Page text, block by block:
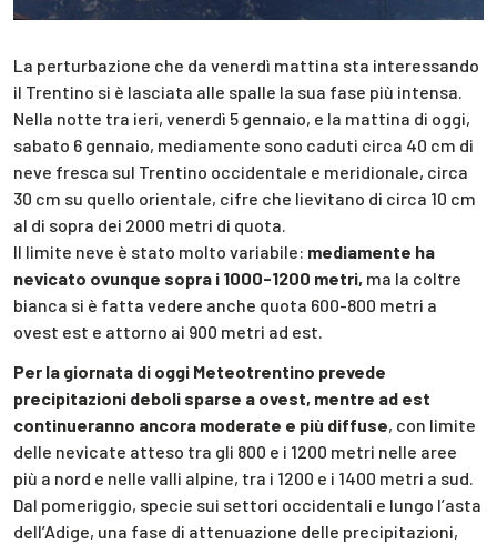
La perturbazione che da venerdì mattina sta interessando
il Trentino si è lasciata alle spalle la sua fase più intensa.
Nella notte tra ieri, venerdì 5 gennaio, e la mattina di oggi,
sabato 6 gennaio, mediamente sono caduti circa 40 cm di
neve fresca sul Trentino occidentale e meridionale, circa
30 cm su quello orientale, cifre che lievitano di circa 10 cm
al di sopra dei 2000 metri di quota.
Il limite neve è stato molto variabile: mediamente ha
nevicato ovunque sopra i 1000-1200 metri, ma la coltre
bianca si è fatta vedere anche quota 600-800 metri a
ovest est e attorno ai 900 metri ad est.
Per la giornata di oggi Meteotrentino prevede
precipitazioni deboli sparse a ovest, mentre ad est
continueranno ancora moderate e più diffuse, con limite
delle nevicate atteso tra gli 800 e i 1200 metri nelle aree
più a nord e nelle valli alpine, tra i 1200 e i 1400 metri a sud.
Dal pomeriggio, specie sui settori occidentali e lungo l’asta
dell’Adige, una fase di attenuazione delle precipitazioni,